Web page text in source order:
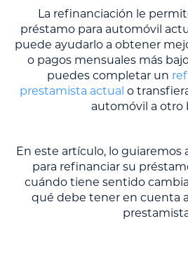
La refinanciación le
préstamo para automóvil
puede ayudarlo a obtener
o pagos mensuales más
puedes completar un
prestamista actual o
automóvil a otro
En este artículo, lo guiaremos
para refinanciar su
cuándo tiene sentido
qué debe tener en cuenta